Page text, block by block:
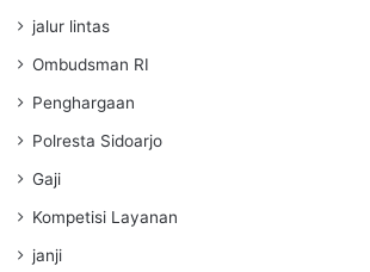
jalur lintas
Ombudsman RI
Penghargaan
Polresta Sidoarjo
Gaji
Kompetisi Layanan
janji